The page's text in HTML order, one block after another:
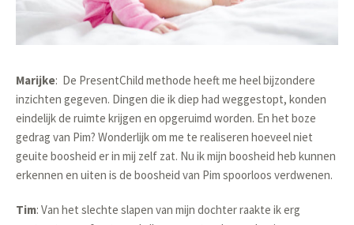
Marijke: De PresentChild methode heeft me heel bijzondere
inzichten gegeven. Dingen die ik diep had weggestopt, konden
eindelijk de ruimte krijgen en opgeruimd worden. En het boze
gedrag van Pim? Wonderlijk om me te realiseren hoeveel niet
geuite boosheid er in mij zelf zat. Nu ik mijn boosheid heb kunnen
erkennen en uiten is de boosheid van Pim spoorloos verdwenen.
Tim: Van het slechte slapen van mijn dochter raakte ik erg